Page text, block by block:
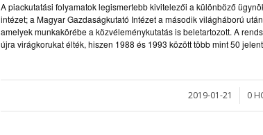
A piackutatási folyamatok legismertebb kivitelezői a különböző
intézet; a Magyar Gazdaságkutató Intézet a második világháború
amelyek munkakörébe a közvéleménykutatás is beletartozott. A
újra virágkorukat élték, hiszen 1988 és 1993 között több mint 50
2019-01-21
/ 0